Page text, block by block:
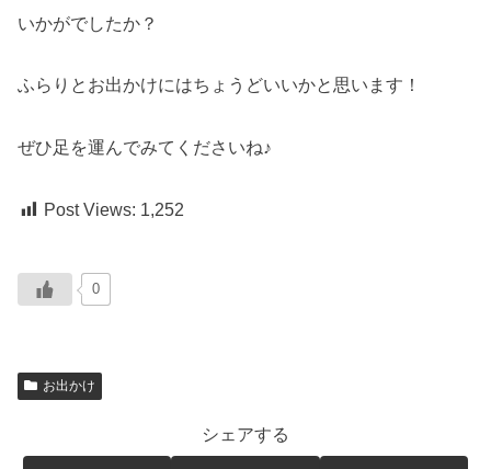
いかがでしたか？
ふらりとお出かけにはちょうどいいかと思います！
ぜひ足を運んでみてくださいね♪
Post Views: 1,252
0
お出かけ
シェアする